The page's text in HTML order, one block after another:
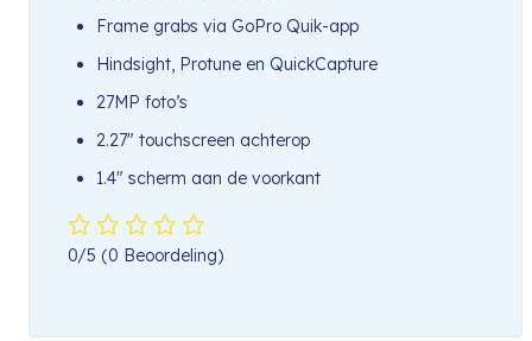
Frame grabs via GoPro Quik-app
Hindsight, Protune en QuickCapture
27MP foto’s
2.27″ touchscreen achterop
1.4″ scherm aan de voorkant
0/5 (0 Beoordeling)